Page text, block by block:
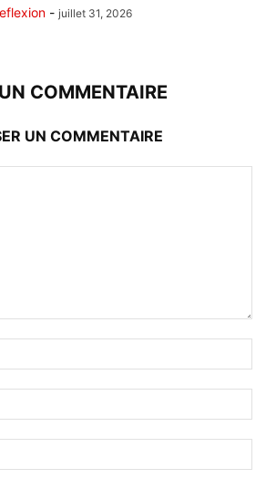
- juillet 31, 2026
COMMENTAIRE
UN COMMENTAIRE